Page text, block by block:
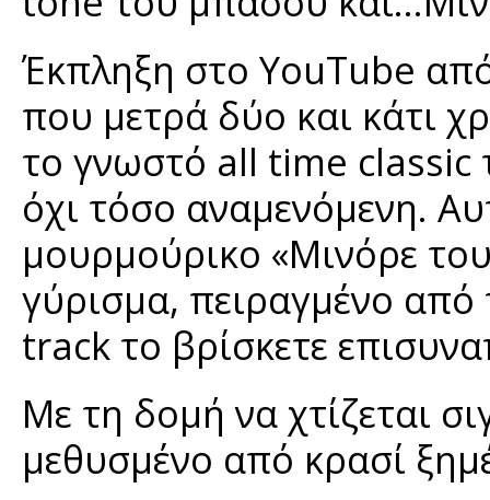
Έκπληξη στο YouTube
που μετρά δύο και κάτι
το γνωστό all time classic
όχι τόσο αναμενόμενη.
μουρμούρικο «Μινόρε
γύρισμα, πειραγμένο από
track το βρίσκετε
Με τη δομή να χτίζεται
μεθυσμένο από κρασί